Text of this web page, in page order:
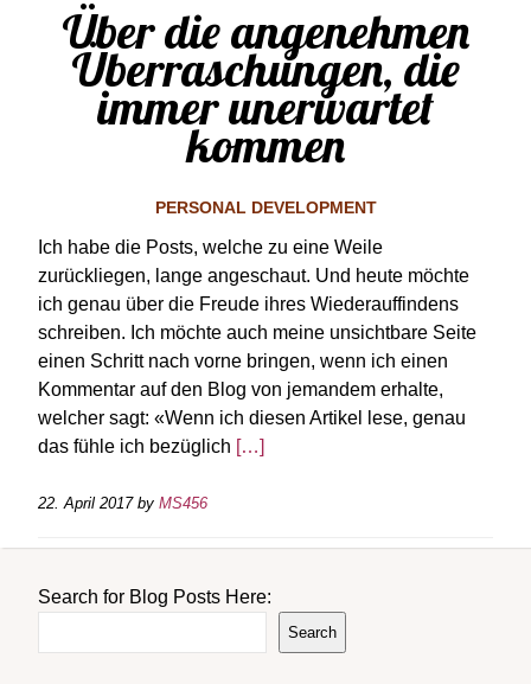
Über die angenehmen
Überraschungen, die
immer unerwartet
kommen
PERSONAL DEVELOPMENT
Ich habe die Posts, welche zu eine Weile
zurückliegen, lange angeschaut. Und heute möchte
ich genau über die Freude ihres Wiederauffindens
schreiben. Ich möchte auch meine unsichtbare Seite
einen Schritt nach vorne bringen, wenn ich einen
Kommentar auf den Blog von jemandem erhalte,
welcher sagt: «Wenn ich diesen Artikel lese, genau
das fühle ich bezüglich […]
22. April 2017by MS456
Search for Blog Posts Here:
Search